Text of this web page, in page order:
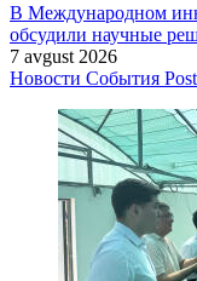
В Международном
обсудили научные
7 avgust 2026
Новости События